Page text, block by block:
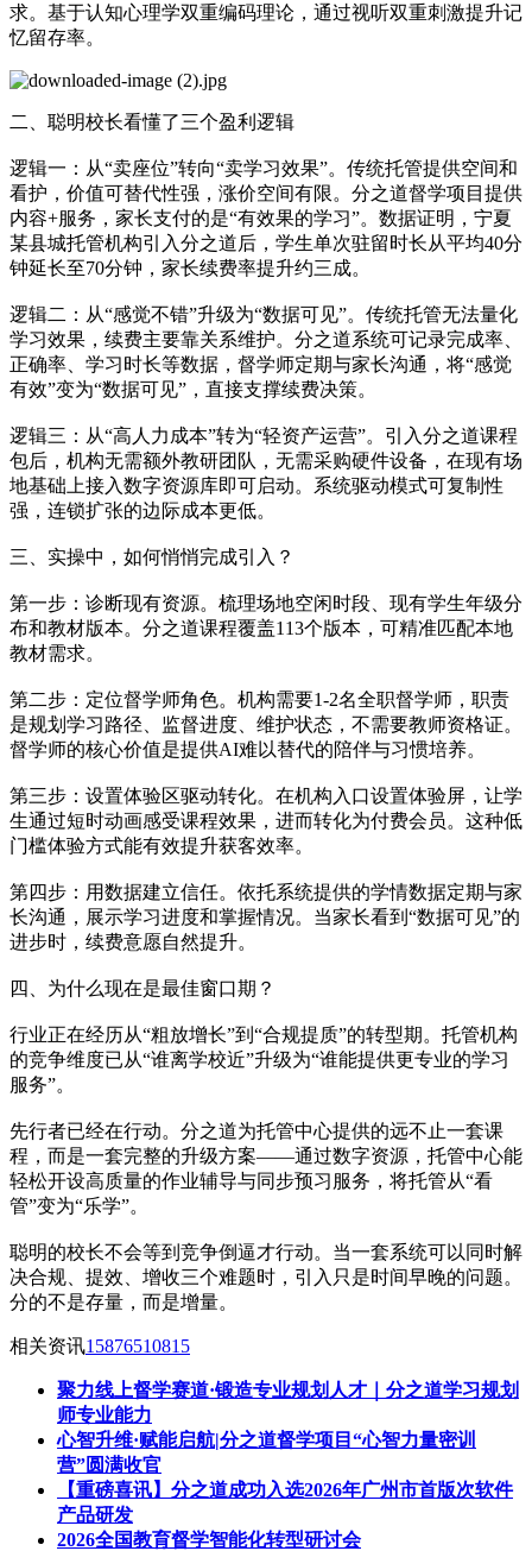
求。基于认知心理学双重编码理论，通过视听双重刺激提升记
忆留存率。
二、聪明校长看懂了三个盈利逻辑
逻辑一：从“卖座位”转向“卖学习效果”。传统托管提供空间和
看护，价值可替代性强，涨价空间有限。分之道督学项目提供
内容+服务，家长支付的是“有效果的学习”。数据证明，宁夏
某县城托管机构引入分之道后，学生单次驻留时长从平均40分
钟延长至70分钟，家长续费率提升约三成。
逻辑二：从“感觉不错”升级为“数据可见”。传统托管无法量化
学习效果，续费主要靠关系维护。分之道系统可记录完成率、
正确率、学习时长等数据，督学师定期与家长沟通，将“感觉
有效”变为“数据可见”，直接支撑续费决策。
逻辑三：从“高人力成本”转为“轻资产运营”。引入分之道课程
包后，机构无需额外教研团队，无需采购硬件设备，在现有场
地基础上接入数字资源库即可启动。系统驱动模式可复制性
强，连锁扩张的边际成本更低。
三、实操中，如何悄悄完成引入？
第一步：诊断现有资源。梳理场地空闲时段、现有学生年级分
布和教材版本。分之道课程覆盖113个版本，可精准匹配本地
教材需求。
第二步：定位督学师角色。机构需要1-2名全职督学师，职责
是规划学习路径、监督进度、维护状态，不需要教师资格证。
督学师的核心价值是提供AI难以替代的陪伴与习惯培养。
第三步：设置体验区驱动转化。在机构入口设置体验屏，让学
生通过短时动画感受课程效果，进而转化为付费会员。这种低
门槛体验方式能有效提升获客效率。
第四步：用数据建立信任。依托系统提供的学情数据定期与家
长沟通，展示学习进度和掌握情况。当家长看到“数据可见”的
进步时，续费意愿自然提升。
四、为什么现在是最佳窗口期？
行业正在经历从“粗放增长”到“合规提质”的转型期。托管机构
的竞争维度已从“谁离学校近”升级为“谁能提供更专业的学习
服务”。
先行者已经在行动。分之道为托管中心提供的远不止一套课
程，而是一套完整的升级方案——通过数字资源，托管中心能
轻松开设高质量的作业辅导与同步预习服务，将托管从“看
管”变为“乐学”。
聪明的校长不会等到竞争倒逼才行动。当一套系统可以同时解
决合规、提效、增收三个难题时，引入只是时间早晚的问题。
分的不是存量，而是增量。
相关资讯15876510815
聚力线上督学赛道·锻造专业规划人才｜分之道学习规划
师专业能力
心智升维·赋能启航|分之道督学项目“心智力量密训
营”圆满收官
【重磅喜讯】分之道成功入选2026年广州市首版次软件
产品研发
2026全国教育督学智能化转型研讨会